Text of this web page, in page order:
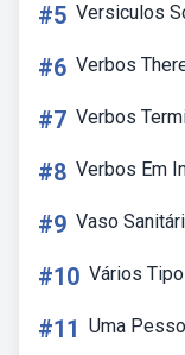
#5 Versiculos
#6 Verbos
#7 Verbos
#8 Verbos Em
#9 Vaso
#10 Vários
#11 Uma